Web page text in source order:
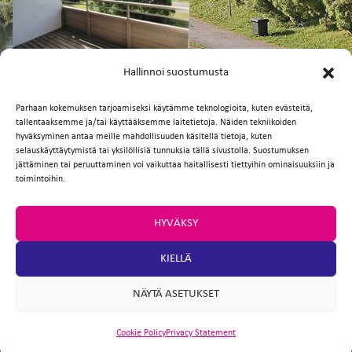
Hallinnoi suostumusta
Parhaan kokemuksen tarjoamiseksi käytämme teknologioita, kuten evästeitä,
tallentaaksemme ja/tai käyttääksemme laitetietoja. Näiden tekniikoiden
hyväksyminen antaa meille mahdollisuuden käsitellä tietoja, kuten
selauskäyttäytymistä tai yksilöllisiä tunnuksia tällä sivustolla. Suostumuksen
jättäminen tai peruuttaminen voi vaikuttaa haitallisesti tiettyihin ominaisuuksiin ja
toimintoihin.
HYVÄKSY
KIELLÄ
NÄYTÄ ASETUKSET
Cookie PolicyPrivacy Statement
Facebook
TwitterEmailWhatsApp